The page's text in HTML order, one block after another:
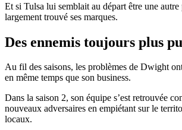
Et si Tulsa lui semblait au départ être une
largement trouvé ses marques.
Des ennemis toujours plus
Au fil des saisons, les problèmes de Dwight
en même temps que son business.
Dans la saison 2, son équipe s’est retrouvée
nouveaux adversaires en empiétant sur le
locaux.